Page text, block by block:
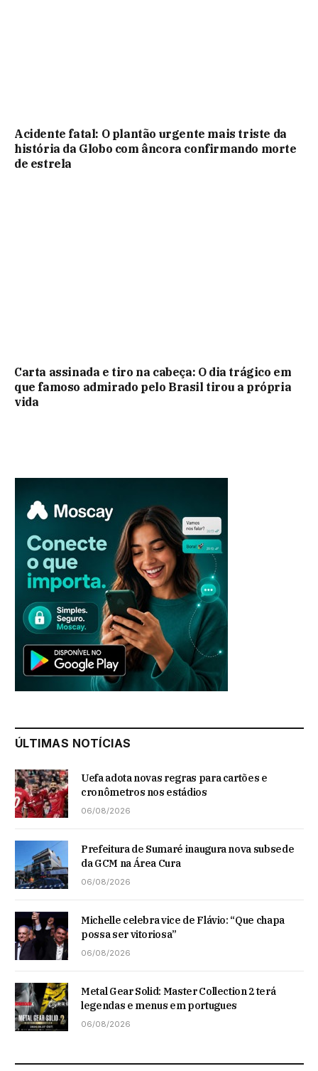
Acidente fatal: O plantão urgente mais triste da
história da Globo com âncora confirmando morte
de estrela
Carta assinada e tiro na cabeça: O dia trágico em
que famoso admirado pelo Brasil tirou a própria
vida
ÚLTIMAS NOTÍCIAS
Uefa adota novas regras para cartões e
cronômetros nos estádios
06/08/2026
Prefeitura de Sumaré inaugura nova subsede
da GCM na Área Cura
06/08/2026
Michelle celebra vice de Flávio: “Que chapa
possa ser vitoriosa”
06/08/2026
Metal Gear Solid: Master Collection 2 terá
legendas e menus em portugues
06/08/2026